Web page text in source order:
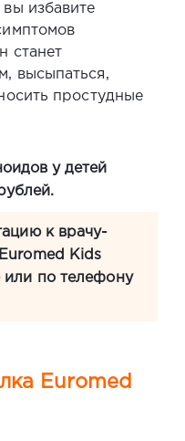
избавите
станет
высыпаться,
простудные
у детей
к врачу-
Kids
или по телефону
Euromed